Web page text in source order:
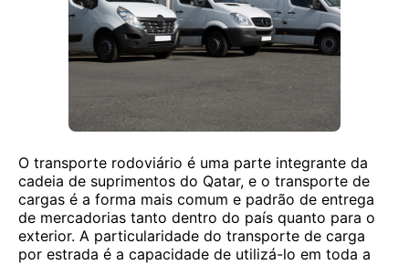
O transporte rodoviário é uma parte integrante da
cadeia de suprimentos do Qatar, e o transporte de
cargas é a forma mais comum e padrão de entrega
de mercadorias tanto dentro do país quanto para o
exterior. A particularidade do transporte de carga
por estrada é a capacidade de utilizá-lo em toda a